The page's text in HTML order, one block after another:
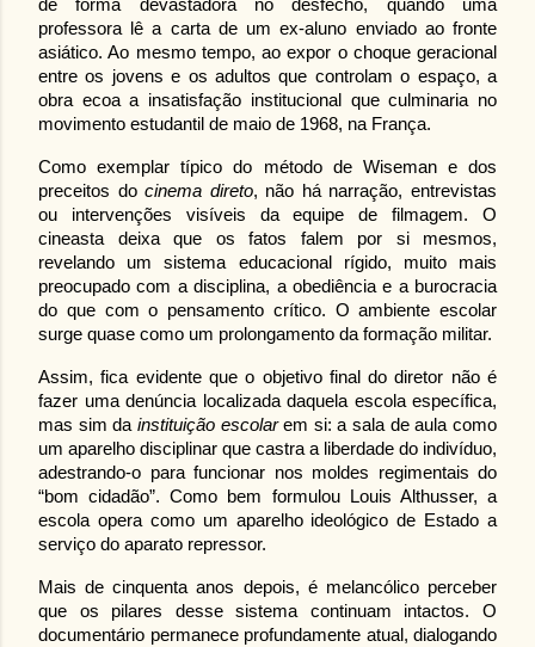
de forma devastadora no desfecho, quando uma
professora lê a carta de um ex-aluno enviado ao fronte
asiático. Ao mesmo tempo, ao expor o choque geracional
entre os jovens e os adultos que controlam o espaço, a
obra ecoa a insatisfação institucional que culminaria no
movimento estudantil de maio de 1968, na França.
Como exemplar típico do método de Wiseman e dos
preceitos do cinema direto, não há narração, entrevistas
ou intervenções visíveis da equipe de filmagem. O
cineasta deixa que os fatos falem por si mesmos,
revelando um sistema educacional rígido, muito mais
preocupado com a disciplina, a obediência e a burocracia
do que com o pensamento crítico. O ambiente escolar
surge quase como um prolongamento da formação militar.
Assim, fica evidente que o objetivo final do diretor não é
fazer uma denúncia localizada daquela escola específica,
mas sim da instituição escolar em si: a sala de aula como
um aparelho disciplinar que castra a liberdade do indivíduo,
adestrando-o para funcionar nos moldes regimentais do
“bom cidadão”. Como bem formulou Louis Althusser, a
escola opera como um aparelho ideológico de Estado a
serviço do aparato repressor.
Mais de cinquenta anos depois, é melancólico perceber
que os pilares desse sistema continuam intactos. O
documentário permanece profundamente atual, dialogando